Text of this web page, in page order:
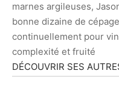
marnes argileuses,
bonne dizaine de
continuellement pour
complexité et fruité
DÉCOUVRIR SES